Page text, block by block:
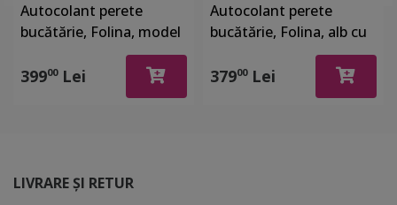
Autocolant perete
bucătărie, Folina, model
ceainice, rolă de 80x320
cm
39900Lei
Autocolant perete
bucătărie, Folina, alb cu
păpădii, rolă de 80x400
cm, cu racletă şi cutter
37900Lei
LIVRARE ȘI RETUR